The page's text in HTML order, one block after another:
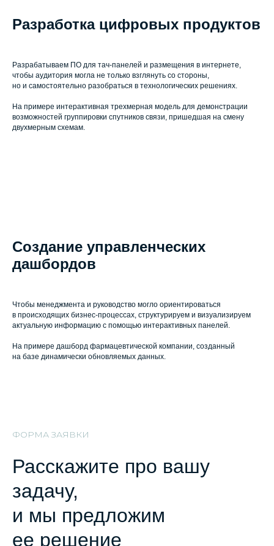
Разработка цифровых продуктов
Разрабатываем ПО для тач-панелей и размещения в интернете,
чтобы аудитория могла не только взглянуть со стороны,
но и самостоятельно разобраться в технологических решениях.
На примере интерактивная трехмерная модель для демонстрации
возможностей группировки спутников связи, пришедшая на смену
двухмерным схемам.
Создание управленческих
дашбордов
Чтобы менеджмента и руководство могло ориентироваться
в происходящих бизнес-процессах, структурируем и визуализируем
актуальную информацию с помощью интерактивных панелей.
На примере дашборд фармацевтической компании, созданный
на базе динамически обновляемых данных.
ФОРМА ЗАЯВКИ
Расскажите про вашу
задачу,
и мы предложим
ее решение